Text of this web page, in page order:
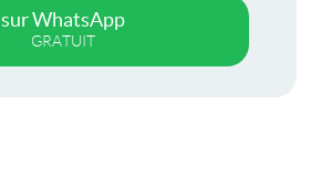
sur WhatsApp
GRATUIT